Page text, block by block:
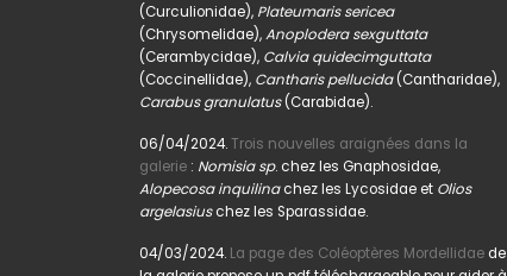
(Curculionidae), Plateumaris sericea
(Chrysomelidae),Anoplodera sexguttata
(Cerambycidae), Calvia quidecimguttata
(Coccinellidae), Cantharis pellucida(Cantharidae),
Carabus granulatus(Carabidae).
06/04/2024.Trois nouvelles araignées dans la
galerie : Nomisia sp. chez les Gnaphosidae,
Alopecosa inquilinachez les Lycosidae et Olios
argelasiuschez les Sparassidae.
04/03/2024. La page des Coléoptères Mordellidaede